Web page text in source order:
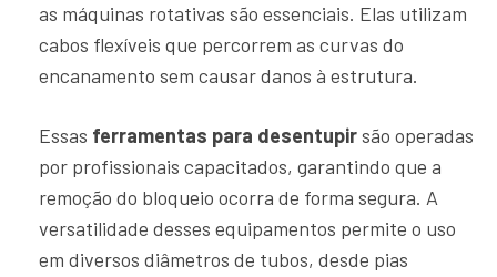
as máquinas rotativas são essenciais. Elas utilizam
cabos flexíveis que percorrem as curvas do
encanamento sem causar danos à estrutura.
Essas ferramentas para desentupirsão operadas
por profissionais capacitados, garantindo que a
remoção do bloqueio ocorra de forma segura. A
versatilidade desses equipamentos permite o uso
em diversos diâmetros de tubos, desde pias